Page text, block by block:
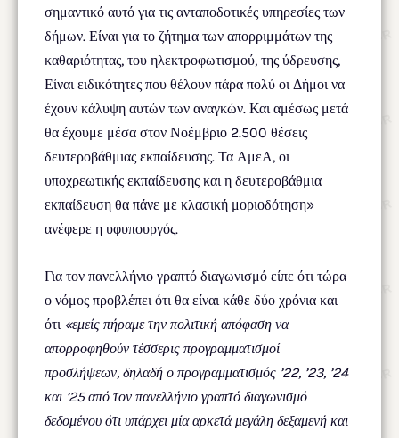
σημαντικό αυτό για τις ανταποδοτικές υπηρεσίες των
δήμων. Είναι για το ζήτημα των απορριμμάτων της
καθαριότητας, του ηλεκτροφωτισμού, της ύδρευσης,
Είναι ειδικότητες που θέλουν πάρα πολύ οι Δήμοι να
έχουν κάλυψη αυτών των αναγκών. Και αμέσως μετά
θα έχουμε μέσα στον Νοέμβριο 2.500 θέσεις
δευτεροβάθμιας εκπαίδευσης. Τα ΑμεΑ, οι
υποχρεωτικής εκπαίδευσης και η δευτεροβάθμια
εκπαίδευση θα πάνε με κλασική μοριοδότηση»
ανέφερε η υφυπουργός.
Για τον πανελλήνιο γραπτό διαγωνισμό είπε ότι τώρα
ο νόμος προβλέπει ότι θα είναι κάθε δύο χρόνια και
ότι «εμείς πήραμε την πολιτική απόφαση να
απορροφηθούν τέσσερις προγραμματισμοί
προσλήψεων, δηλαδή ο προγραμματισμός ’22, ’23, ’24
και ’25 από τον πανελλήνιο γραπτό διαγωνισμό
δεδομένου ότι υπάρχει μία αρκετά μεγάλη δεξαμενή και